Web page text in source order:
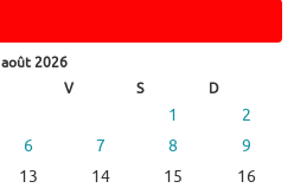
août 2026
V S D
1
2
6 7 8
9
13 14 15
16